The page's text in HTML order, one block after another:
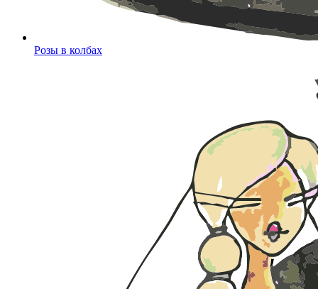
Розы в колбах